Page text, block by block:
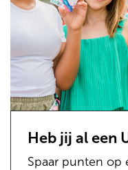
Heb jij al een
Spaar punten op